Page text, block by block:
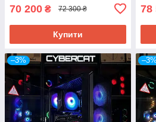
70 200 ₴ 72 300 ₴
Купити
78
–3% –3%